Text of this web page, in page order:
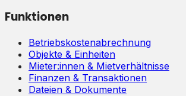
Funktionen
Betriebskostenabrechnung
Objekte & Einheiten
Mieter:innen & Mietverhältnisse
Finanzen & Transaktionen
Dateien & Dokumente